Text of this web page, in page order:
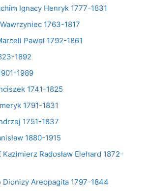
Ignacy Henryk 1777-1831
1763-1817
Paweł 1792-1861
1892
1989
1741-1825
1791-1831
1751-1837
1880-1915
Kazimierz Radosław Elehard 1872-
Dionizy Areopagita 1797-1844